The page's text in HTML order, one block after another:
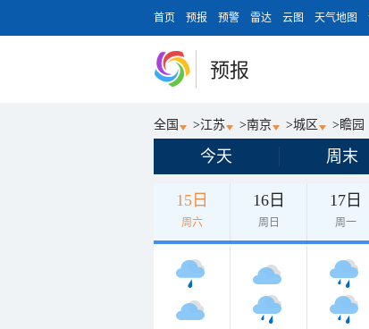
首页 预报 预警 雷达 云图 天气地图
预报
全国 >江苏 >南京 >城区 > 瞻园
今天 周末
15日
周六
16日
周日
17日
周一